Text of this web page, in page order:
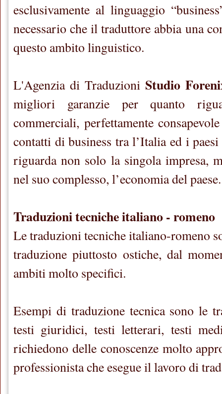
esclusivamente al linguaggio
necessario che il traduttore abbia una
questo ambito linguistico.
L'Agenzia di Traduzioni Studio
migliori garanzie per quanto
commerciali, perfettamente
contatti di business tra l’Italia ed i paesi
riguarda non solo la singola impresa,
nel suo complesso, l’economia del paese.
Traduzioni tecniche italiano - romeno
Le traduzioni tecniche italiano-romeno
traduzione piuttosto ostiche, dal
ambiti molto specifici.
Esempi di traduzione tecnica sono le
testi giuridici, testi letterari, testi
richiedono delle conoscenze molto
professionista che esegue il lavoro di